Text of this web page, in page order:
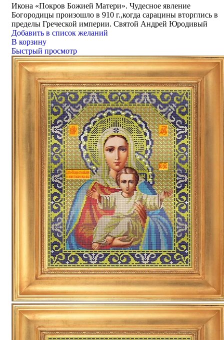
Икона «Покров Божией Матери». Чудесное явление
Богородицы произошло в 910 г.,когда сарацины вторглись в
пределы Греческой империи. Святой Андрей Юродивый
Добавить в список желаний
В корзину
Быстрый просмотр